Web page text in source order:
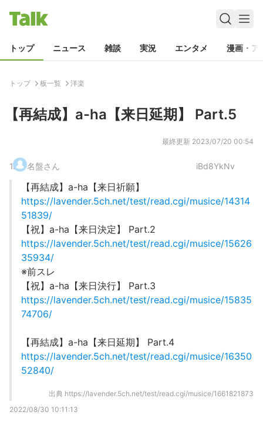
トップ ニュース 雑談 実況 エンタメ 漫画・ア
トップ 板一覧 洋楽
【再結成】a-ha【来日延期】 Part.5
最終更新 2023/07/20 00:54
1. 名盤さん iBd8YkNv
【再結成】a-ha【来日祈願】
https://lavender.5ch.net/test/read.cgi/musice/14314
51839/
【祝】a-ha【来日決定】 Part.2
https://lavender.5ch.net/test/read.cgi/musice/15626
35934/
※前スレ
【祝】a-ha【来日決行】 Part.3
https://lavender.5ch.net/test/read.cgi/musice/15835
74706/
【再結成】a-ha【来日延期】 Part.4
https://lavender.5ch.net/test/read.cgi/musice/16350
52840/
出典 https://lavender.5ch.net/test/read.cgi/musice/1661821873
2022/08/30 10:11:13